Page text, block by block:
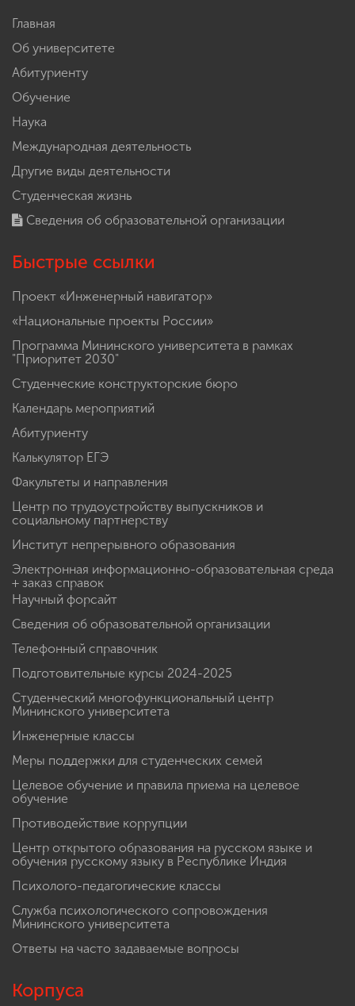
Главная
Об университете
Абитуриенту
Обучение
Наука
Международная деятельность
Другие виды деятельности
Студенческая жизнь
Сведения об образовательной организации
Быстрые ссылки
Проект «Инженерный навигатор»
«Национальные проекты России»
Программа Мининского университета в рамках
"Приоритет 2030"
Студенческие конструкторские бюро
Календарь мероприятий
Абитуриенту
Калькулятор ЕГЭ
Факультеты и направления
Центр по трудоустройству выпускников и
социальному партнерству
Институт непрерывного образования
Электронная информационно-образовательная среда
+ заказ справок
Научный форсайт
Сведения об образовательной организации
Телефонный справочник
Подготовительные курсы 2024-2025
Студенческий многофункциональный центр
Мининского университета
Инженерные классы
Меры поддержки для студенческих семей
Целевое обучение и правила приема на целевое
обучение
Противодействие коррупции
Центр открытого образования на русском языке и
обучения русскому языку в Республике Индия
Психолого-педагогические классы
Служба психологического сопровождения
Мининского университета
Ответы на часто задаваемые вопросы
Корпуса